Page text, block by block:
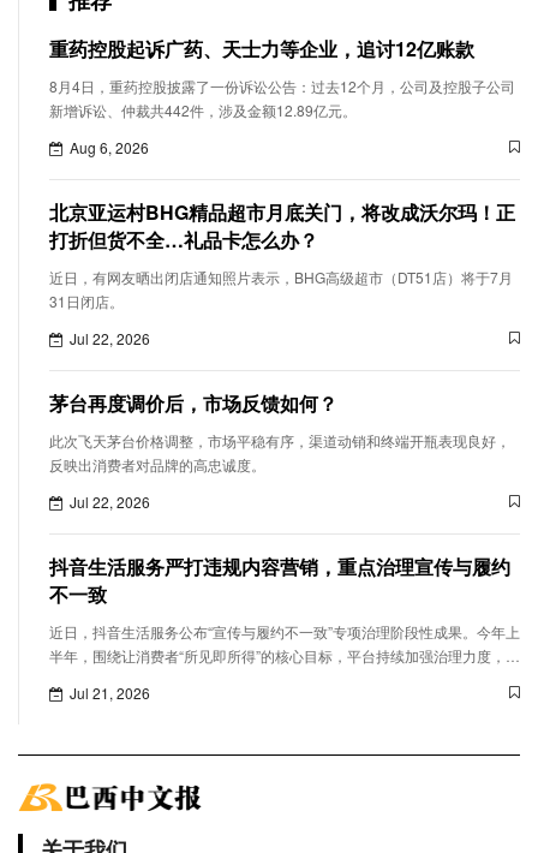
重药控股起诉广药、天士力等企业，追讨12亿账款
8月4日，重药控股披露了一份诉讼公告：过去12个月，公司及控股子公司
新增诉讼、仲裁共442件，涉及金额12.89亿元。
Aug 6, 2026
北京亚运村BHG精品超市月底关门，将改成沃尔玛！正
打折但货不全…礼品卡怎么办？
近日，有网友晒出闭店通知照片表示，BHG高级超市（DT51店）将于7月
31日闭店。
Jul 22, 2026
茅台再度调价后，市场反馈如何？
此次飞天茅台价格调整，市场平稳有序，渠道动销和终端开瓶表现良好，
反映出消费者对品牌的高忠诚度。
Jul 22, 2026
抖音生活服务严打违规内容营销，重点治理宣传与履约
不一致
近日，抖音生活服务公布“宣传与履约不一致”专项治理阶段性成果。今年上
半年，围绕让消费者“所见即所得”的核心目标，平台持续加强治理力度，累
达人的营销履约行为进一步规范，消费者对宣传与履约不一致的负反馈量
Jul 21, 2026